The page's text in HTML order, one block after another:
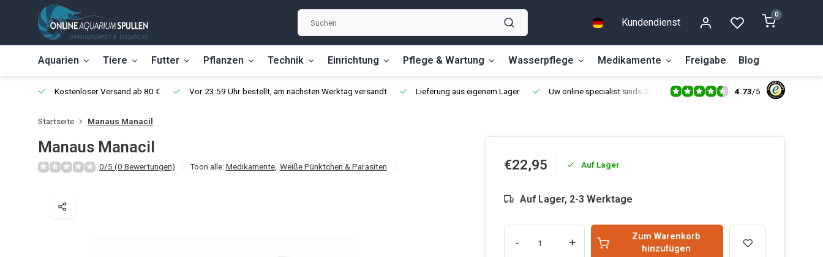
Kundendienst
0
Aquarien Tiere Futter Pflanzen Technik Einrichtung Pflege & Wartung Wasserpflege Medikamente Freigabe Blog
Kostenloser Versand ab 80 € Vor 23:59 Uhr bestellt, am nächsten Werktag versandt Lieferung aus eigenem Lager Uw online specialist sinds 2014 4.73/5
Startseite Manaus Manacil
Manaus Manacil
0/5 (0 Bewertungen) Toon alle: Medikamente, Weiße Pünktchen & Parasiten €22,95 Auf Lager
Auf Lager, 2-3 Werktage
- +
Zum Warenkorb
hinzufügen